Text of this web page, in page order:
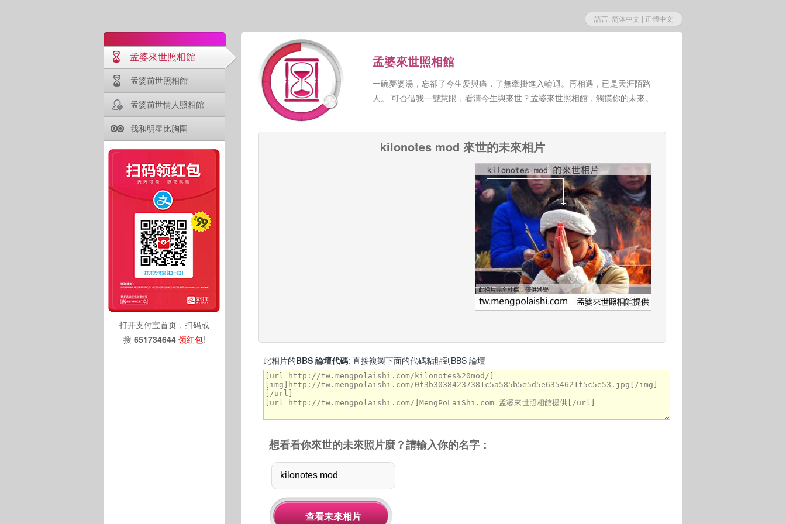
語言: 简体中文 | 正體中文
孟婆來世照相館
孟婆前世照相館
孟婆前世情人照相館
我和明星比胸圍
打开支付宝首页，扫码或
搜 651734644 领红包!
孟婆來世照相館
一碗夢婆湯，忘卻了今生愛與痛，了無牽掛進入輪迴。再相遇，已是天涯陌路
人。 可否借我一雙慧眼，看清今生與來世？孟婆來世照相館，觸摸你的未來。
kilonotes mod 來世的未來相片
此相片的BBS 論壇代碼: 直接複製下面的代碼粘貼到BBS 論壇
想看看你來世的未來照片麼？請輸入你的名字：